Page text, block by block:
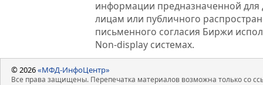
информации предназначенной для
лицам или публичного
письменного согласия Биржи
Non-display системах.
© 2026«МФД-ИнфоЦентр»
Все права защищены. Перепечатка материалов возможна только со